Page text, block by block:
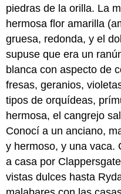
piedras de la orilla. La
hermosa flor amarilla
gruesa, redonda, y el
supuse que era un
blanca con aspecto de
fresas, geranios,
tipos de orquídeas,
hermosa, el cangrejo
Conocí a un anciano,
y hermoso, y una vaca.
a casa por
vistas dulces hasta